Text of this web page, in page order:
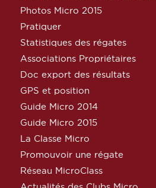
Photos Micro 2015
Pratiquer
Statistiques des régates
Associations Propriétaires
Doc export des résultats
GPS et position
Guide Micro 2014
Guide Micro 2015
La Classe Micro
Promouvoir une régate
Réseau MicroClass